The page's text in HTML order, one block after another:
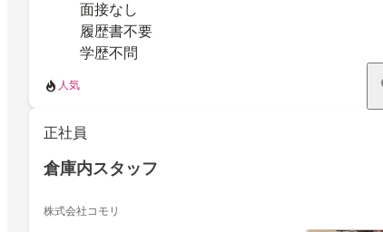
面接なし
履歴書不要
学歴不問
人気
正社員
倉庫内スタッフ
株式会社コモリ